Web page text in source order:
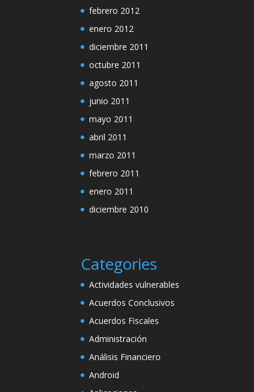
febrero 2012
enero 2012
diciembre 2011
octubre 2011
agosto 2011
junio 2011
mayo 2011
abril 2011
marzo 2011
febrero 2011
enero 2011
diciembre 2010
Categories
Actividades vulnerables
Acuerdos Conclusivos
Acuerdos Fiscales
Administración
Análisis Financiero
Android